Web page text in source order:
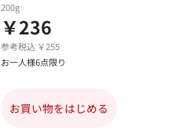
200g
￥236
参考税込 ￥255
お一人様6点限り
お買い物をはじめる